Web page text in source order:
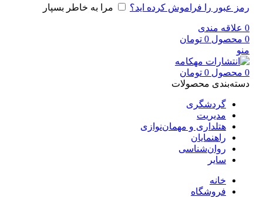
رمز عبور را فراموش کرده اید؟ مرا به خاطر بسپار
0 علاقه مندی
0 محصول 0 تومان
منو
0 محصول 0 تومان
دسته‌بندی محصولات
گردشگری
مدیریت
هتلداری و مهمان‌نوازی
راهنمایان
روان‌شناسی
سایر
خانه
فروشگاه